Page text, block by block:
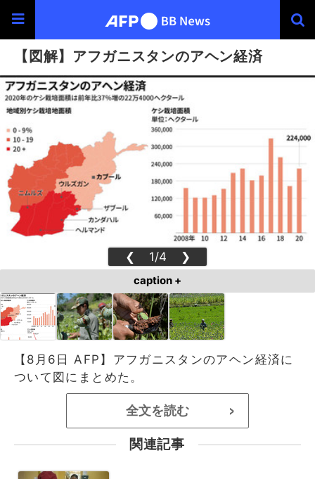
【図解】アフガニスタンのアヘン経済
❮ 1/4 ❯
caption +
【8月6日 AFP】アフガニスタンのアヘン経済に
ついて図にまとめた。
全文を読む >
関連記事